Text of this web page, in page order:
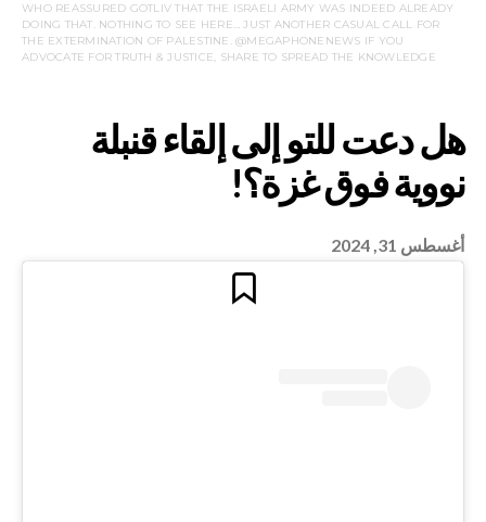
WHO REASSURED GOTLIV THAT THE ISRAELI ARMY WAS INDEED ALREADY
DOING THAT. NOTHING TO SEE HERE… JUST ANOTHER CASUAL CALL FOR
THE EXTERMINATION OF PALESTINE. @MEGAPHONENEWS IF YOU
ADVOCATE FOR TRUTH & JUSTICE, SHARE TO SPREAD THE KNOWLEDGE
أغسطس 31, 2024